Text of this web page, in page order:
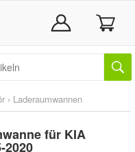
› Laderaumwannen
für KIA
2020